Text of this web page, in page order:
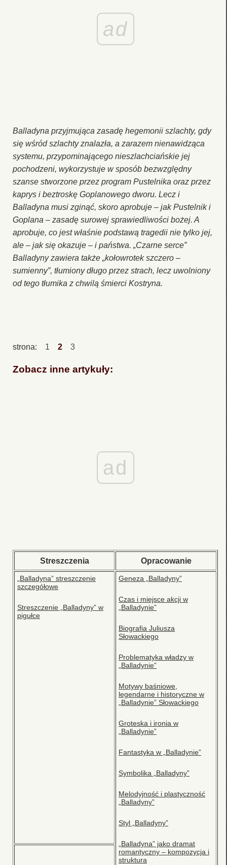
ad
Balladyna przyjmująca zasadę hegemonii szlachty, gdy
się wśród szlachty znalazła, a zarazem nienawidząca
systemu, przypominającego nieszlachciańskie jej
pochodzeni, wykorzystuje w sposób bezwzględny
szanse stworzone przez program Pustelnika oraz przez
kaprys i beztroskę Goplanowego dworu. Lecz i
Balladyna musi zginąć, skoro aprobuje – jak Pustelnik i
Goplana – zasadę surowej sprawiedliwości bożej. A
aprobuje, co jest właśnie podstawą tragedii nie tylko jej,
ale – jak się okazuje – i państwa. „Czarne serce”
Balladyny zawiera także „kołowrotek szczero –
sumienny”, tłumiony długo przez strach, lecz uwolniony
od tego tłumika z chwilą śmierci Kostryna.
strona: 1 2 3
Zobacz inne artykuły:
ad
Streszczenia Opracowanie
„Balladyna” streszczenie
szczegółowe
Streszczenie „Balladyny” w
pigułce
Geneza „Balladyny”
Czas i miejsce akcji w
„Balladynie”
Biografia Juliusza
Słowackiego
Problematyka władzy w
„Balladynie”
Motywy baśniowe,
legendarne i historyczne w
„Balladynie” Słowackiego
Groteska i ironia w
„Balladynie”
Fantastyka w „Balladynie”
Symbolika „Balladyny”
Melodyjność i plastyczność
„Balladyny”
Styl „Balladyny”
„Balladyna” jako dramat
romantyczny – kompozycja i
struktura